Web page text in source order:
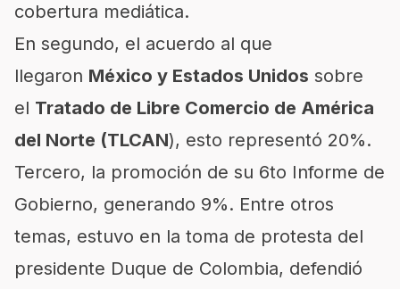
cobertura mediática.
En segundo, el acuerdo al que
llegaron México y Estados Unidos sobre
el Tratado de Libre Comercio de América
del Norte (TLCAN), esto representó 20%.
Tercero, la promoción de su 6to Informe de
Gobierno, generando 9%. Entre otros
temas, estuvo en la toma de protesta del
presidente Duque de Colombia, defendió